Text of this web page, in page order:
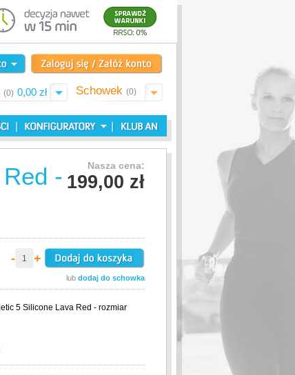
(0) 0,00 zł Schowek (0)
Nasza cena:
199,00 zł
-
- +
lub dodaj do schowka
5 Silicone Lava Red - rozmiar